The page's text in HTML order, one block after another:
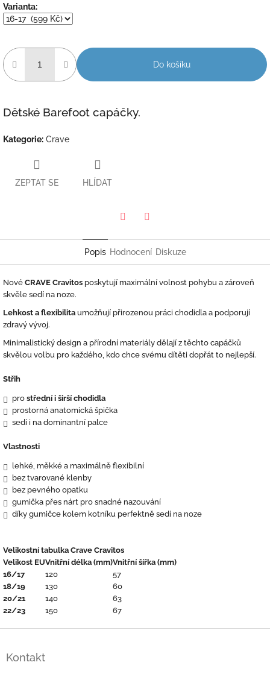
Měrná
cena:
Varianta:
Do košíku
Dětské Barefoot capáčky.
Kategorie: Crave
ZEPTAT SE HLÍDAT
Popis Hodnocení Diskuze
NovéCRAVE Cravitos poskytují maximální volnost pohybu a zároveň
skvěle sedí na noze.
Lehkost a flexibilitaumožňují přirozenou práci chodidla a podporují
zdravý vývoj.
Minimalistický design a přírodní materiály dělají z těchto capáčků
skvělou volbu pro každého, kdo chce svému dítěti dopřát to nejlepší.
Střih
prostřední i širší chodidla
prostorná anatomická špička
sedí i na dominantní palce
Vlastnosti
lehké, měkké a maximálně flexibilní
bez tvarované klenby
bez pevného opatku
gumička přes nárt pro snadné nazouvání
díky gumičce kolem kotníku perfektně sedí na noze
Velikostní tabulka Crave Cravitos
Velikost EUVnitřní délka (mm)Vnitřní šířka (mm)
16/17
120
57
18/19
130
60
20/21
140
63
22/23
150 67
Kontakt